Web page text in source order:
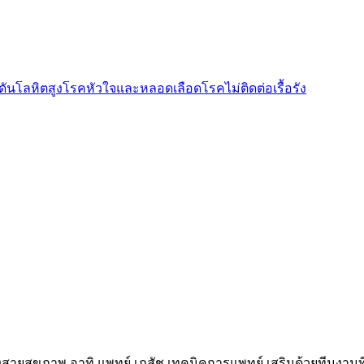
นโลหิตสูงโรคหัวใจและหลอดเลือดโรคไม่ติดต่อเรื้อรัง